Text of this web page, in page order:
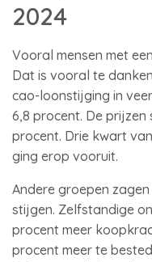
2024
Vooral mensen met
Dat is vooral te
cao-loonstijging in
6,8 procent. De prijzen
procent. Drie kwart
ging erop vooruit.
Andere groepen
stijgen. Zelfstandige
procent meer
procent meer te